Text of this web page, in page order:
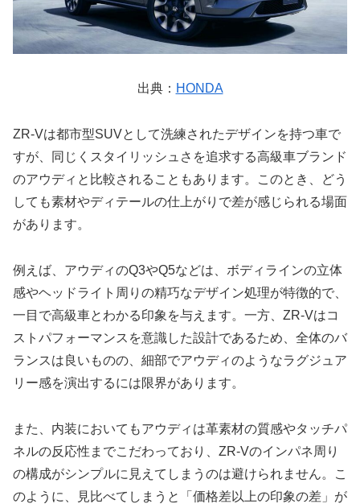
出典： HONDA
ZR-Vは都市型SUVとして洗練されたデザインを持つ車で
すが、同じくスタイリッシュさを追求する高級車ブランド
のアウディと比較されることもあります。このとき、どう
しても素材やディテールの仕上がりで差が感じられる場面
があります。
例えば、アウディのQ3やQ5などは、ボディラインの立体
感やヘッドライト周りの精巧なデザイン処理が特徴的で、
一目で高級車とわかる印象を与えます。一方、ZR-Vはコ
ストパフォーマンスを意識した設計であるため、全体のバ
ランスは良いものの、細部でアウディのようなラグジュア
リー感を演出するには限界があります。
また、内装においてもアウディは革素材の質感やタッチパ
ネルの反応性までこだわっており、ZR-Vのインパネ周り
の構成がシンプルに見えてしまうのは避けられません。こ
のように、見比べてしまうと「価格差以上の印象の差」が